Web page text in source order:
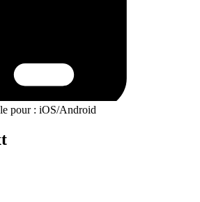
pour : iOS/Android